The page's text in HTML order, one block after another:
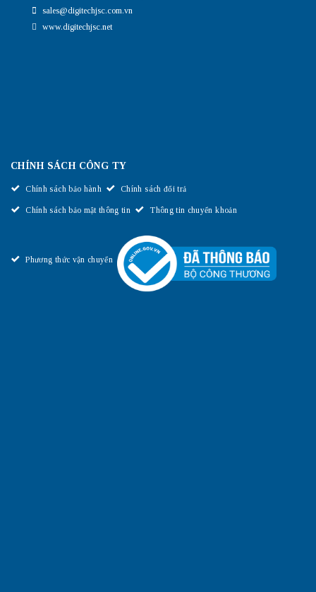
sales@digitechjsc.com.vn
www.digitechjsc.net
CHÍNH SÁCH CÔNG TY
Chính sách bảo hành Chính sách đổi trả
Chính sách bảo mật thông tin Thông tin chuyển khoản
Phương thức vận chuyển